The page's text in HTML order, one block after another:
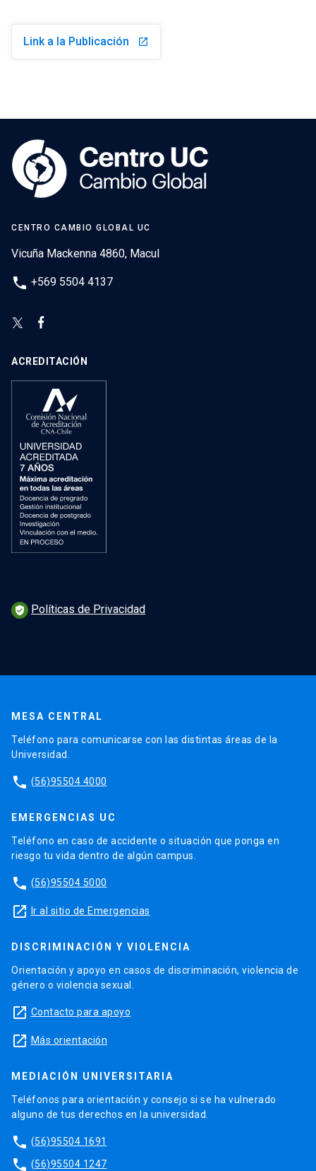
Link a la Publicación launch
CENTRO CAMBIO GLOBAL UC
Vicuña Mackenna 4860, Macul
phone +569 5504 4137
ACREDITACIÓN
verified_user Políticas de Privacidad
MESA CENTRAL
Teléfono para comunicarse con las distintas áreas de la
Universidad.
phone (56)95504 4000
EMERGENCIAS UC
Teléfono en caso de accidente o situación que ponga en
riesgo tu vida dentro de algún campus.
phone (56)95504 5000
launch Ir al sitio de Emergencias
DISCRIMINACIÓN Y VIOLENCIA
Orientación y apoyo en casos de discriminación, violencia de
género o violencia sexual.
launch Contacto para apoyo
launch Más orientación
MEDIACIÓN UNIVERSITARIA
Teléfonos para orientación y consejo si se ha vulnerado
alguno de tus derechos en la universidad.
phone (56)95504 1691
phone (56)95504 1247